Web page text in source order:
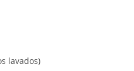
lavados)